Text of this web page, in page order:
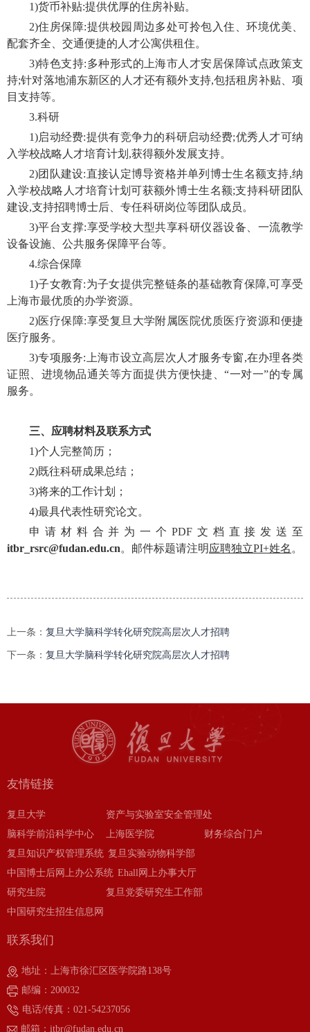
1)货币补贴:提供优厚的住房补贴。
2)住房保障:提供校园周边多处可拎包入住、环境优美、
配套齐全、交通便捷的人才公寓供租住。
3)特色支持:多种形式的上海市人才安居保障试点政策支
持;针对落地浦东新区的人才还有额外支持,包括租房补贴、项
目支持等。
3.科研
1)启动经费:提供有竞争力的科研启动经费;优秀人才可纳
入学校战略人才培育计划,获得额外发展支持。
2)团队建设:直接认定博导资格并单列博士生名额支持,纳
入学校战略人才培育计划可获额外博士生名额;支持科研团队
建设,支持招聘博士后、专任科研岗位等团队成员。
3)平台支撑:享受学校大型共享科研仪器设备、一流教学
设备设施、公共服务保障平台等。
4.综合保障
1)子女教育:为子女提供完整链条的基础教育保障,可享受
上海市最优质的办学资源。
2)医疗保障:享受复旦大学附属医院优质医疗资源和便捷
医疗服务。
3)专项服务:上海市设立高层次人才服务专窗,在办理各类
证照、进境物品通关等方面提供方便快捷、“一对一”的专属
服务。
三、应聘材料及联系方式
1)个人完整简历；
2)既往科研成果总结；
3)将来的工作计划；
4)最具代表性研究论文。
申请材料合并为一个PDF文档直接发送至
itbr_rsrc@fudan.edu.cn。邮件标题请注明应聘独立PI+姓名 。
上一条： 复旦大学脑科学转化研究院高层次人才招聘
下一条： 复旦大学脑科学转化研究院高层次人才招聘
友情链接
复旦大学
资产与实验室安全管理处
脑科学前沿科学中心
上海医学院
财务综合门户
复旦知识产权管理系统 复旦实验动物科学部
中国博士后网上办公系统 Ehall网上办事大厅
研究生院
复旦党委研究生工作部
中国研究生招生信息网
联系我们
地址：上海市徐汇区医学院路138号
邮编：200032
电话/传真：021-54237056
邮箱：itbr@fudan.edu.cn